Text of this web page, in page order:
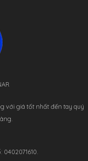
với giá tốt nhất đến tay quý